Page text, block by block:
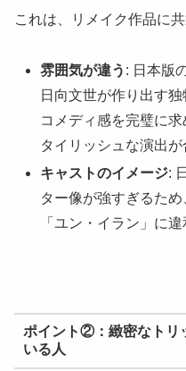
これは、リメイク作品に
雰囲気が違う : 日本版
日向文世が作り出す
コメディ感を完璧に
タイリッシュな演出が
キャストのイメージ:
ター像が強すぎるた
「ユン・イラン」に
ポイント②：緻密なトリ
いる人